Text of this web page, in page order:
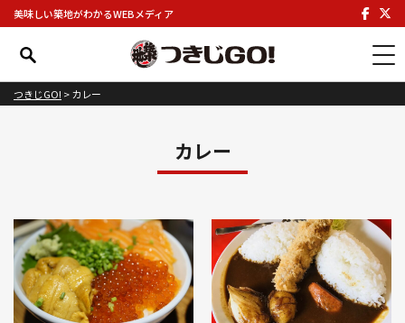
美味しい築地がわかるWEBメディア
つきじGO! >カレー
カレー